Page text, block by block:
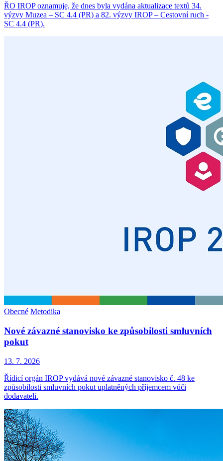
ŘO IROP oznamuje, že dnes byla vydána aktualizace textů 34.
výzvy Muzea – SC 4.4 (PR) a 82. výzvy IROP – Cestovní ruch -
SC 4.4 (PR).
Obecné Metodika
Nové závazné stanovisko ke způsobilosti smluvních
pokut
13. 7. 2026
Řídicí orgán IROP vydává nové závazné stanovisko č. 48 ke
způsobilosti smluvních pokut uplatněných příjemcem vůči
dodavateli.